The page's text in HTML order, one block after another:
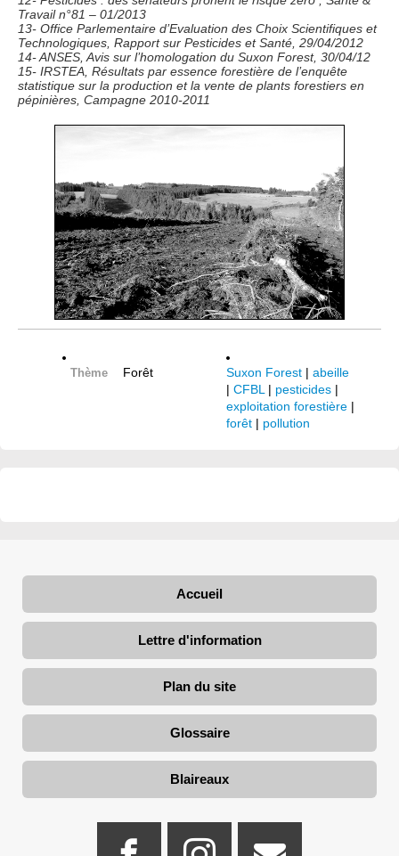
Travail n°81 – 01/2013
13- Office Parlementaire d’Evaluation des Choix Scientifiques et
Technologiques, Rapport sur Pesticides et Santé, 29/04/2012
14- ANSES, Avis sur l’homologation du Suxon Forest, 30/04/12
15- IRSTEA, Résultats par essence forestière de l’enquête
statistique sur la production et la vente de plants forestiers en
pépinières, Campagne 2010-2011
Thème Forêt Suxon Forest | abeille
| CFBL | pesticides |
exploitation forestière |
forêt | pollution
Accueil
Lettre d'information
Plan du site
Glossaire
Blaireaux